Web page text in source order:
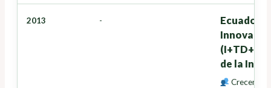
2013 -
Ecuador,
de la
Crecente